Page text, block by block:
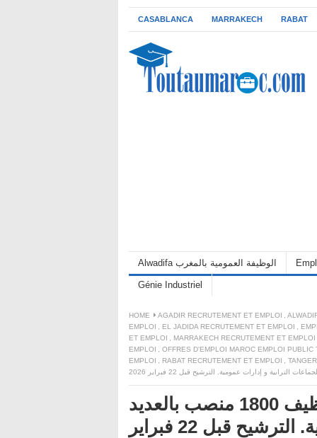
CASABLANCA MARRAKECH RABAT
Alwadifa الوظيفة العمومية بالمغرب
Génie Industriel
HOME AGADIR RECRUTEMENT ET EMPLOI
EMPLOI
EL JADIDA RECRUTEMENT ET EMPLOI
ET EMPLOI
MARRAKECH RECRUTEMENT ET EMPLOI
EMPLOI
OFFRES D'EMPLOI MAROC EMPLOI PUBLIC
EMPLOI
RABAT RECRUTEMENT ET EMPLOI
كونكور جديد للشباب .. مباريات لتوظيف 1800 منصب بالعديد
من الجماعات الترابية و إدارات عمومية. الترشيح قبل 22 فبراير